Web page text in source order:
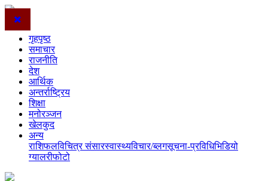
गृहपृष्ठ
समाचार
राजनीति
देश
आर्थिक
अन्तर्राष्ट्रिय
शिक्षा
मनोरञ्जन
खेलकुद
अन्य
राशिफलविचित्र संसारस्वास्थ्यविचार/ब्लगसूचना-प्रविधिभिडियो
ग्यालरीफोटो